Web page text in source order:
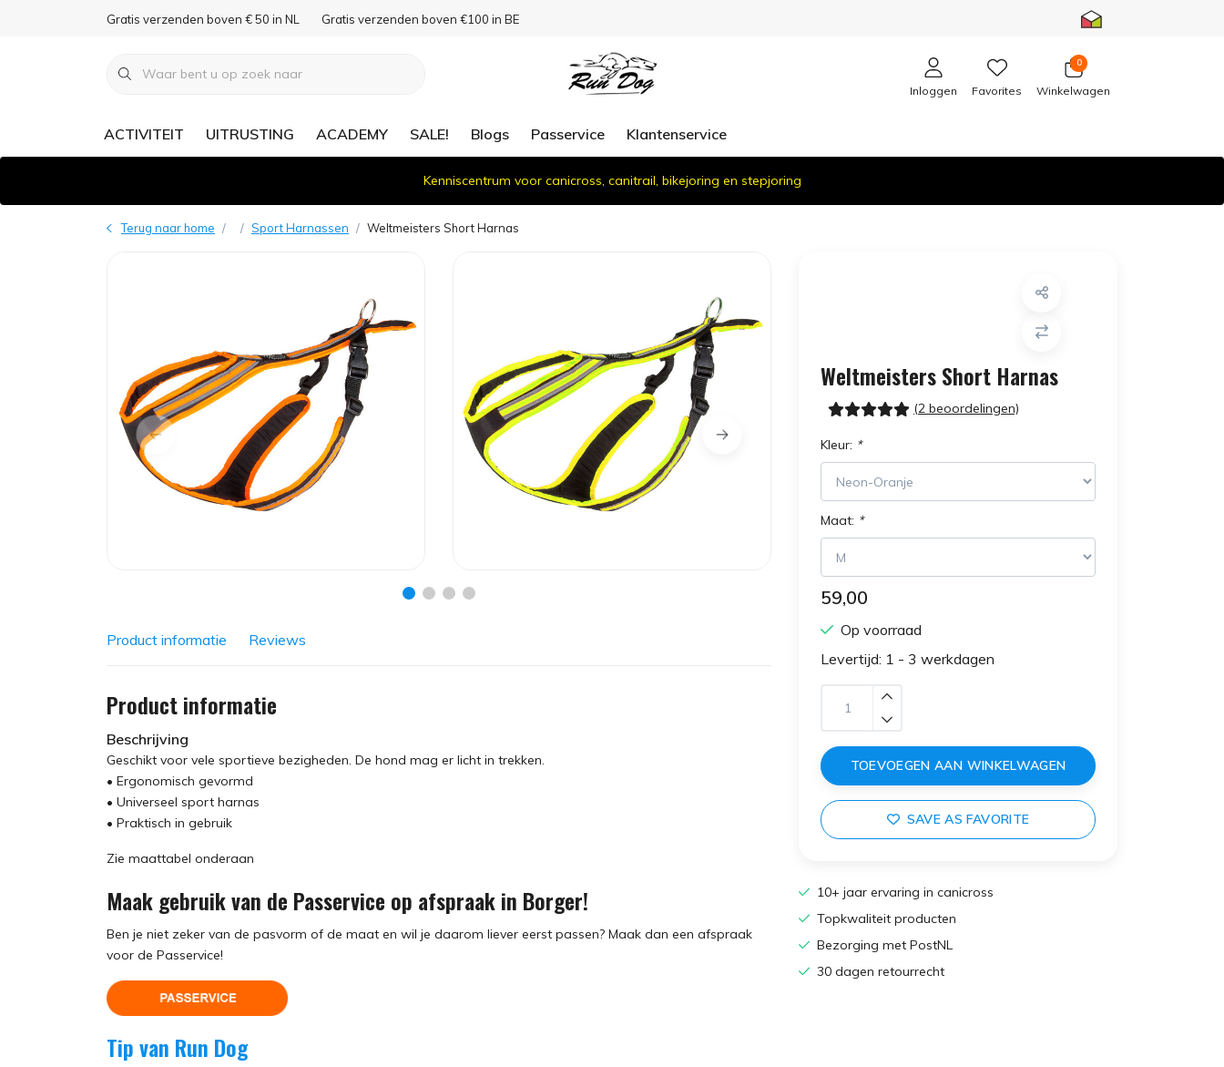
Gratis verzenden boven € 50 in NL Gratis verzenden boven €100 in BE
Inloggen Favorites
0
Winkelwagen
ACTIVITEIT UITRUSTING ACADEMY SALE! Blogs Passervice Klantenservice
Kenniscentrum voor canicross, canitrail, bikejoring en stepjoring
Terug naar home Sport Harnassen Weltmeisters Short Harnas
Weltmeisters Short Harnas
(2 beoordelingen)
Kleur: *
Maat: *
59,00
Op voorraad
Levertijd: 1 - 3 werkdagen
TOEVOEGEN AAN WINKELWAGEN
SAVE AS FAVORITE
10+ jaar ervaring in canicross
Topkwaliteit producten
Bezorging met PostNL
30 dagen retourrecht
Product informatie Reviews
Product informatie
Beschrijving
Geschikt voor vele sportieve bezigheden. De hond mag er licht in trekken.
• Ergonomisch gevormd
• Universeel sport harnas
• Praktisch in gebruik
Zie maattabel onderaan
Maak gebruik van de Passervice op afspraak in Borger!
Ben je niet zeker van de pasvorm of de maat en wil je daarom liever eerst passen? Maak dan een afspraak
voor de Passervice!
Tip van Run Dog